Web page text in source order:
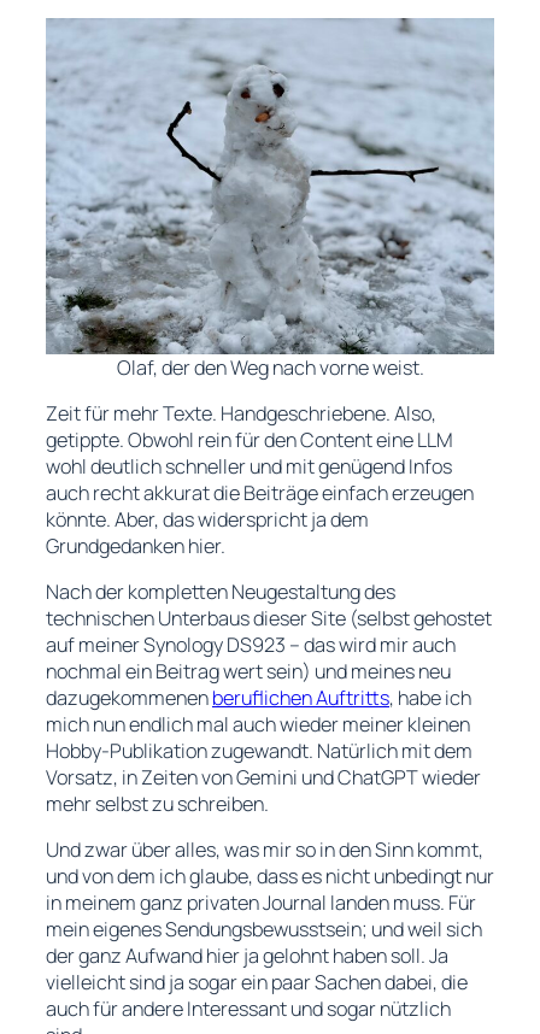
Olaf, der den Weg nach vorne weist.
Zeit für mehr Texte. Handgeschriebene. Also,
getippte. Obwohl rein für den Content eine LLM
wohl deutlich schneller und mit genügend Infos
auch recht akkurat die Beiträge einfach erzeugen
könnte. Aber, das widerspricht ja dem
Grundgedanken hier.
Nach der kompletten Neugestaltung des
technischen Unterbaus dieser Site (selbst gehostet
auf meiner Synology DS923 – das wird mir auch
nochmal ein Beitrag wert sein) und meines neu
dazugekommenenberuflichen Auftritts, habe ich
mich nun endlich mal auch wieder meiner kleinen
Hobby-Publikation zugewandt. Natürlich mit dem
Vorsatz, in Zeiten von Gemini und ChatGPT wieder
mehr selbst zu schreiben.
Und zwar über alles, was mir so in den Sinn kommt,
und von dem ich glaube, dass es nicht unbedingt nur
in meinem ganz privaten Journal landen muss. Für
mein eigenes Sendungsbewusstsein; und weil sich
der ganz Aufwand hier ja gelohnt haben soll. Ja
vielleicht sind ja sogar ein paar Sachen dabei, die
auch für andere Interessant und sogar nützlich